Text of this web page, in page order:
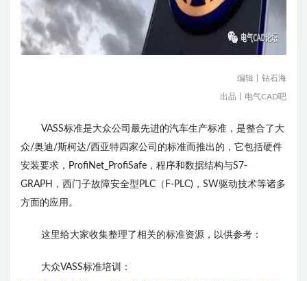
编辑丨钻石海
出品丨电气CAD吧
VASS标准是大众公司最先进的汽车生产标准，是整合了大
众/奥迪/斯柯达/西亚特四家公司的标准而推出的，它包括硬件
安装要求，ProfiNet_ProfiSafe，程序和数据结构与S7-
GRAPH，西门子故障安全型PLC（F-PLC)，SW驱动技术等诸多
方面的应用。
这里给大家收集整理了相关的标准资源，以供参考：
大众VASS标准培训：